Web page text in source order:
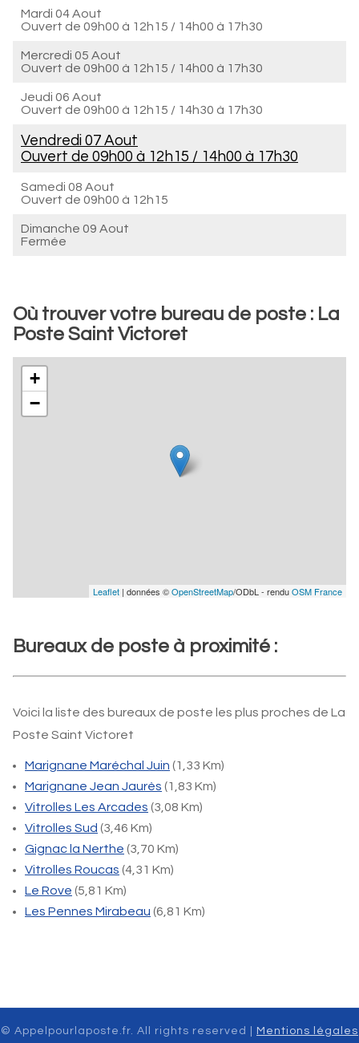
Mardi 04 Aout
Ouvert de 09h00 à 12h15 / 14h00 à 17h30
Mercredi 05 Aout
Ouvert de 09h00 à 12h15 / 14h00 à 17h30
Jeudi 06 Aout
Ouvert de 09h00 à 12h15 / 14h30 à 17h30
Vendredi 07 Aout
Ouvert de 09h00 à 12h15 / 14h00 à 17h30
Samedi 08 Aout
Ouvert de 09h00 à 12h15
Dimanche 09 Aout
Fermée
Où trouver votre bureau de poste : La
Poste Saint Victoret
+
−
Leaflet | données ©OpenStreetMap/ODbL - renduOSM France
Bureaux de poste à proximité :
Voici la liste des bureaux de poste les plus proches de La
Poste Saint Victoret
Marignane Maréchal Juin (1,33 Km)
Marignane Jean Jaurès (1,83 Km)
Vitrolles Les Arcades (3,08 Km)
Vitrolles Sud (3,46 Km)
Gignac la Nerthe (3,70 Km)
Vitrolles Roucas (4,31 Km)
Le Rove (5,81 Km)
Les Pennes Mirabeau (6,81 Km)
© Appelpourlaposte.fr. All rights reserved | Mentions légales